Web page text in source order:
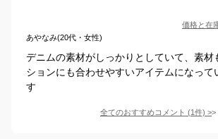
価格と在
あやなみ(20代・女性)
デニムの素材がしっかりとしていて、素材
ションにも合わせやすいアイテムになって
す
全てのおすすめコメント (1件) >